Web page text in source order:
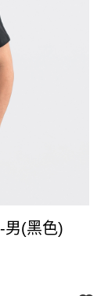
男(黑色)